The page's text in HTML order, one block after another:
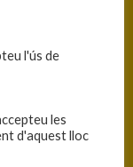
l'ús de
les
d'aquest lloc